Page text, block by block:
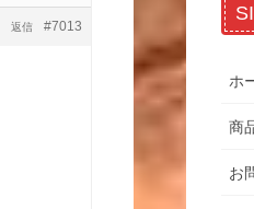
#7013
返信
ホ
商
お